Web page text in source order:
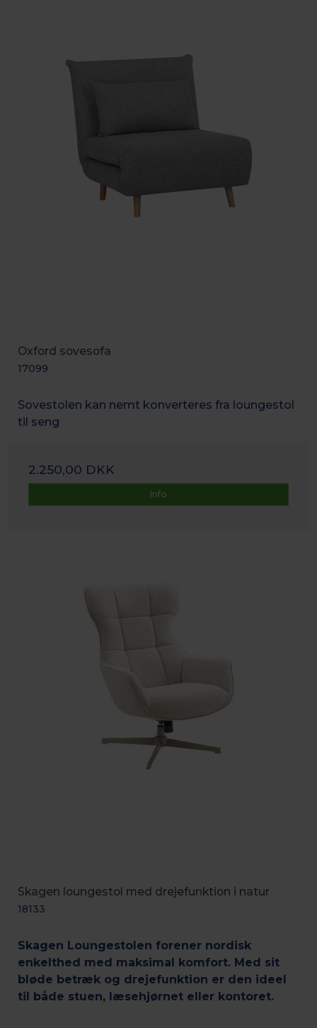
Oxford sovesofa
17099
Sovestolen kan nemt konverteres fra loungestol
til seng
2.250,00 DKK
Info
Skagen loungestol med drejefunktion i natur
18133
Skagen Loungestolen forener nordisk
enkelthed med maksimal komfort. Med sit
bløde betræk og drejefunktion er den ideel
til både stuen, læsehjørnet eller kontoret.